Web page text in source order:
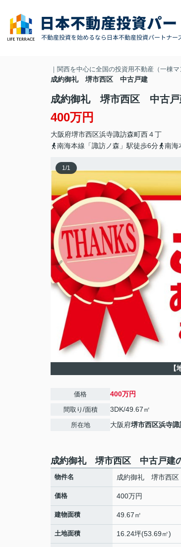
｜関西を中心に全国の投資用不動産（一棟
成約御礼 堺市西区 中古戸建
成約御礼 堺市西区 中古戸
400万円
大阪府堺市西区浜寺諏訪森町西４丁
南海本線「諏訪ノ森」駅徒歩6分
南海
1/1
【
価格 400万円
間取り/面積 3DK/49.67㎡
所在地 大阪府堺市西区浜寺
成約御礼 堺市西区 中古戸建
物件名 成約御礼 堺市西
価格 400万円
建物面積 49.67㎡
土地面積 16.24坪(53.69㎡)